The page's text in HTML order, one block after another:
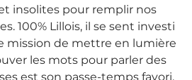
insolites pour remplir nos
100% Lillois, il se sent investi
mission de mettre en lumière
les mots pour parler des
est son passe-temps favori.